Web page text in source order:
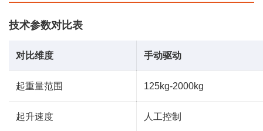
技术参数对比表
对比维度 手动驱动
起重量范围 125kg-2000kg
起升速度 人工控制